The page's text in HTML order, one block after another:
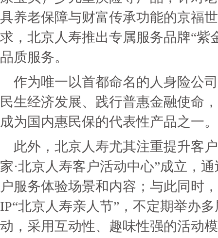
具养老保障与财富传承功能的京福
求，北京人寿推出专属服务品牌“紫
品质服务。
作为唯一以首都命名的人身险公
民生经济发展、践行普惠金融使命
成为国内惠民保的代表性产品之一。
此外，北京人寿尤其注重提升客
家·北京人寿客户活动中心”成立，
户服务体验场景和内容；与此同时
IP“北京人寿亲人节”，不定期举办
动，采用互动性、趣味性强的活动